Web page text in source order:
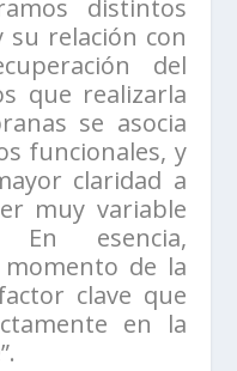
distintos
relación con
del
que realizarla
se asocia
funcionales, y
claridad a
muy variable
esencia,
de la
clave que
en la